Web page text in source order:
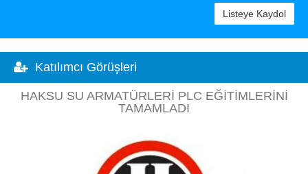
Listeye Kaydol
Katılımcı Görüşleri
HAKSU SU ARMATÜRLERI PLC EĞITIMLERINI
TAMAMLADI